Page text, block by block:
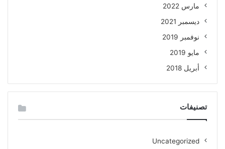
مارس 2022
ديسمبر 2021
نوفمبر 2019
مايو 2019
أبريل 2018
تصنيفات
Uncategorized